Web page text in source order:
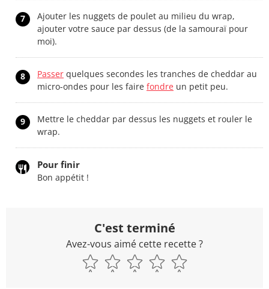
7
Ajouter les nuggets de poulet au milieu du wrap,
ajouter votre sauce par dessus (de la samouraï pour
moi).
8 Passer quelques secondes les tranches de cheddar au
micro-ondes pour les faire fondre un petit peu.
9
Mettre le cheddar par dessus les nuggets et rouler le
wrap.
Pour finir
Bon appétit !
C'est terminé
Avez-vous aimé cette recette ?